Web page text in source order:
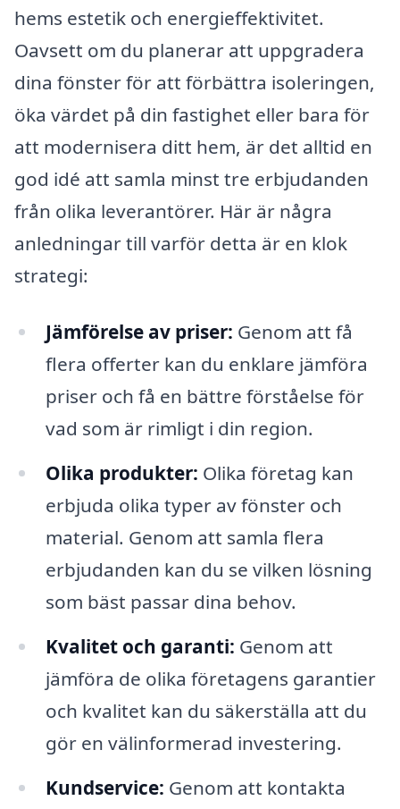
hems estetik och energieffektivitet.
Oavsett om du planerar att uppgradera
dina fönster för att förbättra isoleringen,
öka värdet på din fastighet eller bara för
att modernisera ditt hem, är det alltid en
god idé att samla minst tre erbjudanden
från olika leverantörer. Här är några
anledningar till varför detta är en klok
strategi:
Jämförelse av priser: Genom att få
flera offerter kan du enklare jämföra
priser och få en bättre förståelse för
vad som är rimligt i din region.
Olika produkter: Olika företag kan
erbjuda olika typer av fönster och
material. Genom att samla flera
erbjudanden kan du se vilken lösning
som bäst passar dina behov.
Kvalitet och garanti: Genom att
jämföra de olika företagens garantier
och kvalitet kan du säkerställa att du
gör en välinformerad investering.
Kundservice: Genom att kontakta